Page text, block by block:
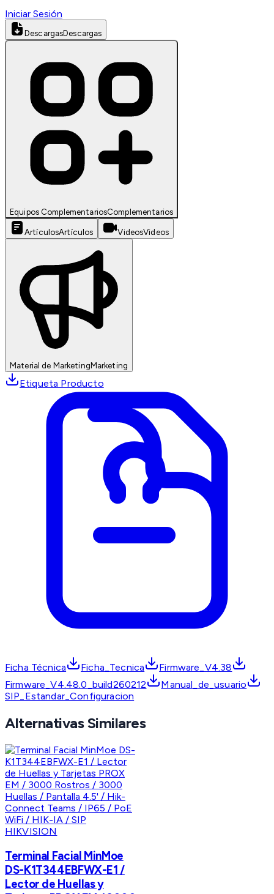
Iniciar Sesión
DescargasDescargas
Equipos ComplementariosComplementarios
ArtículosArtículos VideosVideos
Material de MarketingMarketing
Etiqueta Producto
Ficha Técnica Ficha_Tecnica
Firmware_V4.38
Firmware_V4.48.0_build260212
Manual_de_usuario
SIP_Estandar_Configuracion
Alternativas Similares
HIKVISION
Terminal Facial MinMoe
DS-K1T344EBFWX-E1 /
Lector de Huellas y